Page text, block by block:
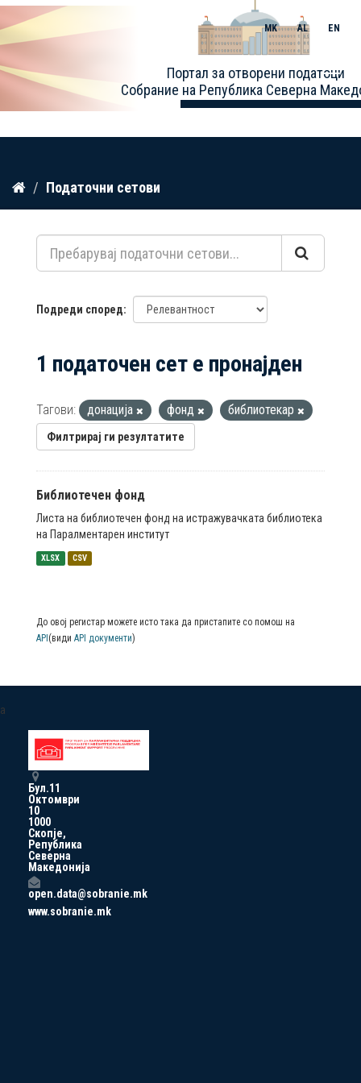
Прескокнете
содржина
Портал за отворени податоци
Собрание на Република Северна
MK AL EN
Toggle
Податочни сетови
Подреди според
1 податочен сет е пронајден
Тагови: донација фонд библиотекар
Филтрирај ги резултатите
Библиотечен фонд
Листа на библиотечен фонд на истражувачката библиотека
на Паралментарен институт
XLSX CSV
До овој регистар можете исто така да пристапите со помош на
API (види API документи)
a
Бул.11
Октомври
10
1000
Скопје,
Република
Северна
Македонија
open.data@sobranie.mk
www.sobranie.mk